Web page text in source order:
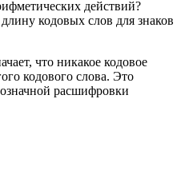
действий?
кодовых слов для знаков
что никакое кодовое
кодового слова. Это
расшифровки